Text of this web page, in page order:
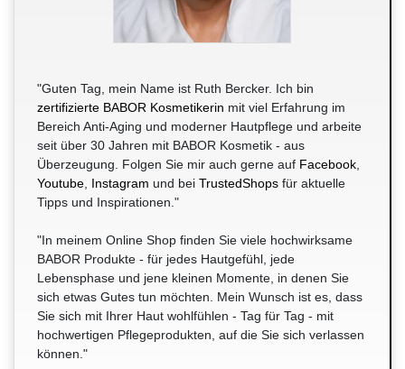
"Guten Tag, mein Name ist Ruth Bercker. Ich bin
zertifizierte BABOR Kosmetikerin mit viel Erfahrung im
Bereich Anti-Aging und moderner Hautpflege und arbeite
seit über 30 Jahren mit BABOR Kosmetik - aus
Überzeugung. Folgen Sie mir auch gerne auf Facebook
Youtube Instagram und bei TrustedShops für aktuelle
Tipps und Inspirationen."
"In meinem Online Shop finden Sie viele hochwirksame
BABOR Produkte - für jedes Hautgefühl, jede
Lebensphase und jene kleinen Momente, in denen Sie
sich etwas Gutes tun möchten. Mein Wunsch ist es, dass
Sie sich mit Ihrer Haut wohlfühlen - Tag für Tag - mit
hochwertigen Pflegeprodukten, auf die Sie sich verlassen
können."